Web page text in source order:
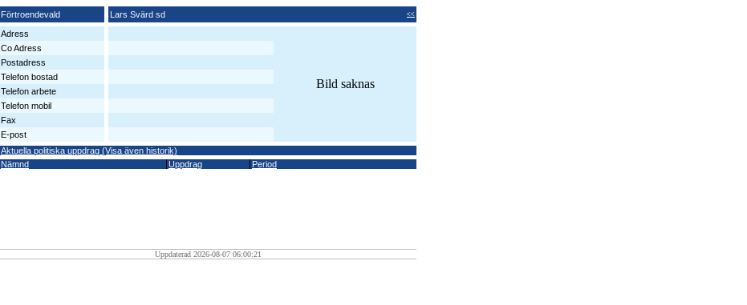
Förtroendevald Lars Svärd sd <<
Adress
Bild saknas
Co Adress
Postadress
Telefon bostad
Telefon arbete
Telefon mobil
Fax
E-post
Aktuella politiska uppdrag (Visa även historik)
Nämnd
Uppdrag Period
Uppdaterad 2026-08-07 06:00:21